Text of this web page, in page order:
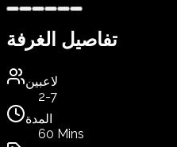
تفاصيل الغرفة
لاعبين
2-7
المدة
60 Mins